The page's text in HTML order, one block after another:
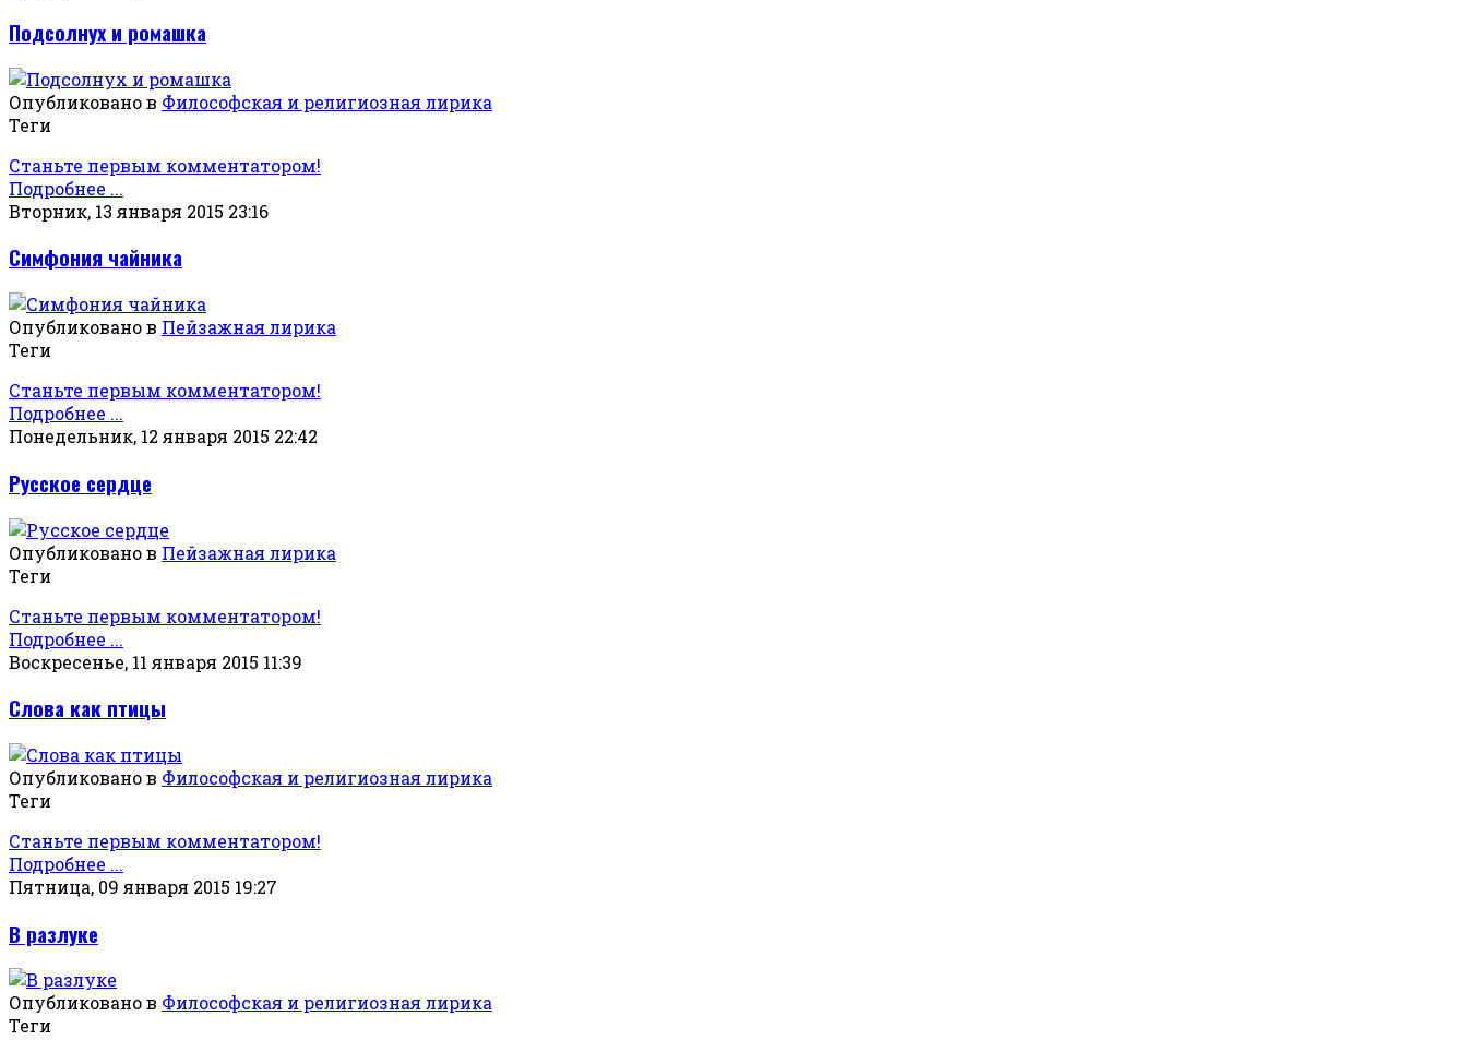
Подсолнух и ромашка
Опубликовано в Философская и религиозная лирика
Теги
Станьте первым комментатором!
Подробнее ...
Вторник, 13 января 2015 23:16
Симфония чайника
Опубликовано в Пейзажная лирика
Теги
Станьте первым комментатором!
Подробнее ...
Понедельник, 12 января 2015 22:42
Русское сердце
Опубликовано в Пейзажная лирика
Теги
Станьте первым комментатором!
Подробнее ...
Воскресенье, 11 января 2015 11:39
Слова как птицы
Опубликовано в Философская и религиозная лирика
Теги
Станьте первым комментатором!
Подробнее ...
Пятница, 09 января 2015 19:27
В разлуке
Опубликовано в Философская и религиозная лирика
Теги